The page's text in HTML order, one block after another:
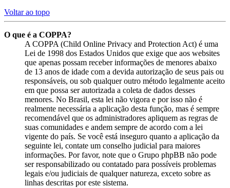
Voltar ao topo
O que é a COPPA?
A COPPA (Child Online Privacy and Protection Act) é uma
Lei de 1998 dos Estados Unidos que exige que aos websites
que apenas possam receber informações de menores abaixo
de 13 anos de idade com a devida autorização de seus pais ou
responsáveis, ou sob qualquer outro método legalmente aceito
em que possa ser autorizada a coleta de dados desses
menores. No Brasil, esta lei não vigora e por isso não é
realmente necessária a aplicação desta função, mas é sempre
recomendável que os administradores apliquem as regras de
suas comunidades e andem sempre de acordo com a lei
vigente do país. Se você está inseguro quanto a aplicação da
seguinte lei, contate um conselho judicial para maiores
informações. Por favor, note que o Grupo phpBB não pode
ser responsabilizado ou contatado para possíveis problemas
legais e/ou judiciais de qualquer natureza, exceto sobre as
linhas descritas por este sistema.